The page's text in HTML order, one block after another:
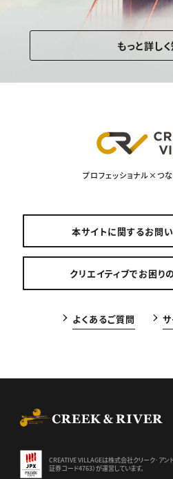
もっと詳し
プロフェッショナル×つ
本サイトに関するお問
クリエイティブでお困り
よくあるご質問
CREATIVE VILLAGEは株式会社クリーク･アン
証券コード4763）が運営しています。